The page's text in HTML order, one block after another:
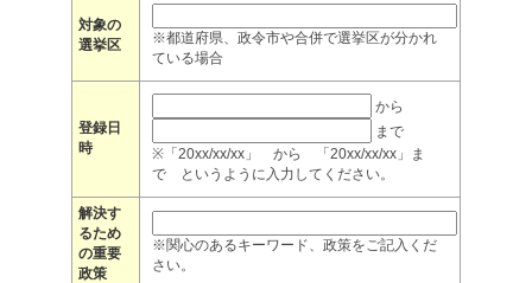
対象の
選挙区
※都道府県、政令市や合併で選挙区が分かれ
ている場合
登録日
時
から
まで
※「20xx/xx/xx」 から 「20xx/xx/xx」ま
で というように入力してください。
解決す
るため
の重要
政策
※関心のあるキーワード、政策をご記入くだ
さい。